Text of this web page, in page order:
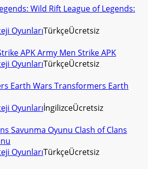
League of Legends:
OyunlarıTürkçeÜcretsiz
Army Men Strike APK
OyunlarıTürkçeÜcretsiz
Transformers Earth
OyunlarıİngilizceÜcretsiz
Clash of Clans
OyunlarıTürkçeÜcretsiz